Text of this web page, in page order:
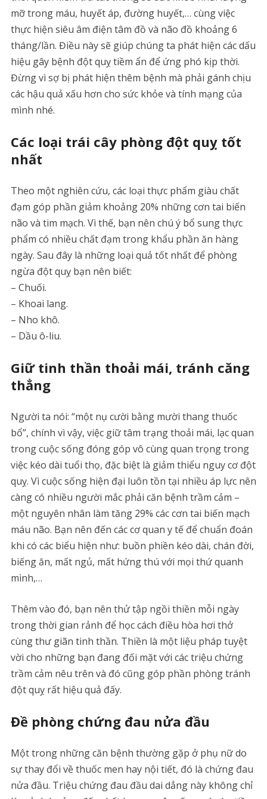
mỡ trong máu, huyết áp, đường huyết,… cùng việc
thực hiện siêu âm điện tâm đồ và não đồ khoảng 6
tháng/lần. Điều này sẽ giúp chúng ta phát hiện các dấu
hiệu gây bệnh đột quỵ tiềm ẩn để ứng phó kịp thời.
Đừng vì sợ bị phát hiện thêm bệnh mà phải gánh chịu
các hậu quả xấu hơn cho sức khỏe và tính mạng của
mình nhé.
Các loại trái cây phòng đột quỵ tốt
nhất
Theo một nghiên cứu, các loại thực phẩm giàu chất
đạm góp phần giảm khoảng 20% những cơn tai biến
não và tim mạch. Vì thế, bạn nên chú ý bổ sung thực
phẩm có nhiều chất đạm trong khẩu phần ăn hàng
ngày. Sau đây là những loại quả tốt nhất để phòng
ngừa đột quỵ bạn nên biết:
– Chuối.
– Khoai lang.
– Nho khô.
– Dầu ô-liu.
Giữ tinh thần thoải mái, tránh căng
thẳng
Người ta nói: “một nụ cười bằng mười thang thuốc
bổ”, chính vì vậy, việc giữ tâm trạng thoải mái, lạc quan
trong cuộc sống đóng góp vô cùng quan trọng trong
việc kéo dài tuổi thọ, đặc biệt là giảm thiểu nguy cơ đột
quỵ. Vì cuộc sống hiện đại luôn tồn tại nhiều áp lực nên
càng có nhiều người mắc phải căn bệnh trầm cảm –
một nguyên nhân làm tăng 29% các cơn tai biến mạch
máu não. Bạn nên đến các cơ quan y tế để chuẩn đoán
khi có các biểu hiện như: buồn phiền kéo dài, chán đời,
biếng ăn, mất ngủ, mất hứng thú với mọi thứ quanh
mình,…
Thêm vào đó, bạn nên thử tập ngồi thiền mỗi ngày
trong thời gian rảnh để học cách điều hòa hơi thở
cùng thư giãn tinh thần. Thiền là một liệu pháp tuyệt
vời cho những bạn đang đối mặt với các triệu chứng
trầm cảm nêu trên và đó cũng góp phần phòng tránh
đột quỵ rất hiệu quả đấy.
Đề phòng chứng đau nửa đầu
Một trong những căn bệnh thường gặp ở phụ nữ do
sự thay đổi về thuốc men hay nội tiết, đó là chứng đau
nửa đầu. Triệu chứng đau đầu dai dẳng này không chỉ